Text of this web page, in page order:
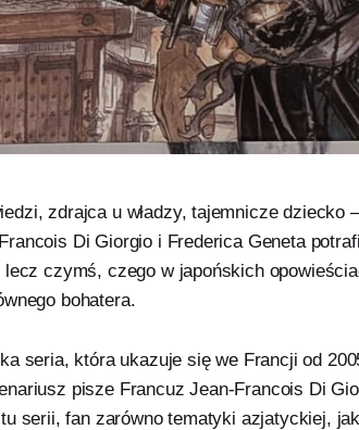
zdrajca u władzy, tajemnicze dziecko
Di Giorgio i Frederica Geneta
lecz czymś, czego w japońskich
bohatera.
seria, która ukazuje się we Francji od
pisze Francuz Jean-Francois Di
serii, fan zarówno tematyki azjatyckiej,